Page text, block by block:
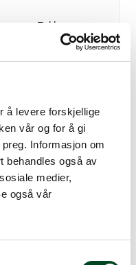
å levere forskjellige
vår og for å gi
Informasjon om
behandles også av
medier,
også vår
Teklype